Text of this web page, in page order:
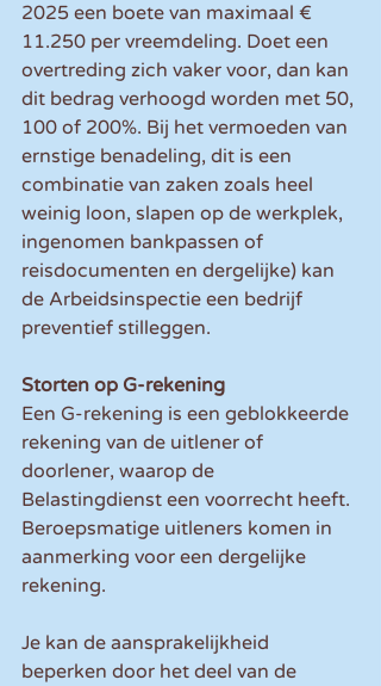
2025 een boete van maximaal €
11.250 per vreemdeling. Doet een
overtreding zich vaker voor, dan kan
dit bedrag verhoogd worden met 50,
100 of 200%. Bij het vermoeden van
ernstige benadeling, dit is een
combinatie van zaken zoals heel
weinig loon, slapen op de werkplek,
ingenomen bankpassen of
reisdocumenten en dergelijke) kan
de Arbeidsinspectie een bedrijf
preventief stilleggen.
Storten op G-rekening
Een G-rekening is een geblokkeerde
rekening van de uitlener of
doorlener, waarop de
Belastingdienst een voorrecht heeft.
Beroepsmatige uitleners komen in
aanmerking voor een dergelijke
rekening.
Je kan de aansprakelijkheid
beperken door het deel van de